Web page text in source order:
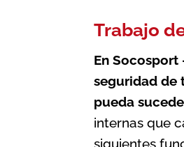
Trabajo
En Socosport
seguridad de
pueda
internas que
siguientes